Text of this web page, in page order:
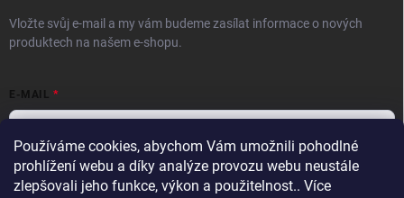
Používáme cookies, abychom Vám umožnili pohodlné
prohlížení webu a díky analýze provozu webu neustále
zlepšovali jeho funkce, výkon a použitelnost.. Více
Vložte svůj e-mail a my vám budeme zasílat informace o nových
produktech na našem e-shopu.
E-MAIL
Vložením e-mailu souhlasíte spodmínkami ochrany osobních údajů